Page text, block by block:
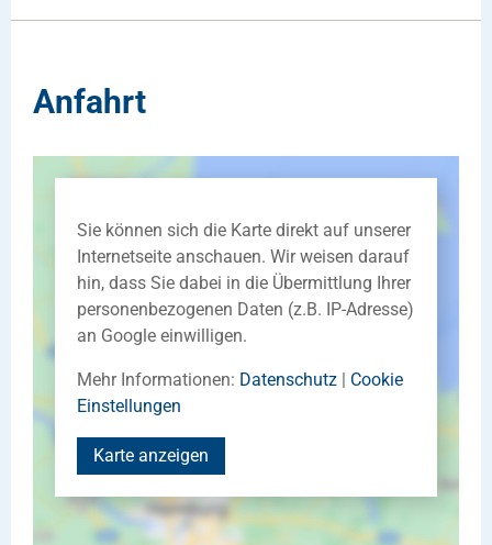
Anfahrt
Sie können sich die Karte direkt auf unserer
Internetseite anschauen. Wir weisen darauf
hin, dass Sie dabei in die Übermittlung Ihrer
personenbezogenen Daten (z.B. IP-Adresse)
an Google einwilligen.
Mehr Informationen: Datenschutz | Cookie
Einstellungen
Karte anzeigen